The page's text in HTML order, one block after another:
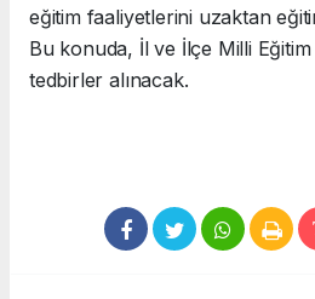
eğitim faaliyetlerini uzaktan
Bu konuda, İl ve İlçe Milli
tedbirler alınacak.